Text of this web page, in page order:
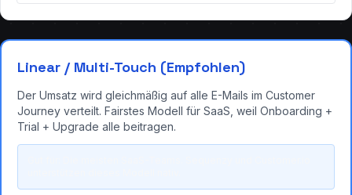
Linear / Multi-Touch (Empfohlen)
Der Umsatz wird gleichmäßig auf alle E-Mails im Customer
Journey verteilt. Fairstes Modell für SaaS, weil Onboarding +
Trial + Upgrade alle beitragen.